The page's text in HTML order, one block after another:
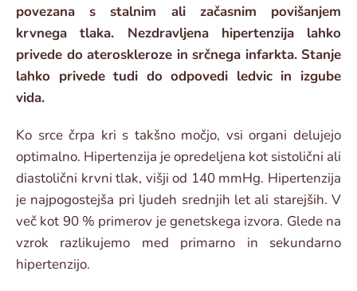
povezana s stalnim ali začasnim povišanjem
krvnega tlaka. Nezdravljena hipertenzija lahko
privede do ateroskleroze in srčnega infarkta. Stanje
lahko privede tudi do odpovedi ledvic in izgube
vida.
Ko srce črpa kri s takšno močjo, vsi organi delujejo
optimalno. Hipertenzija je opredeljena kot sistolični ali
diastolični krvni tlak, višji od 140 mmHg. Hipertenzija
je najpogostejša pri ljudeh srednjih let ali starejših. V
več kot 90 % primerov je genetskega izvora. Glede na
vzrok razlikujemo med primarno in sekundarno
hipertenzijo.